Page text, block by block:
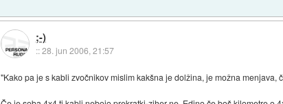
;-)
::28. jun 2006, 21:57
"Kako pa je s kabli zvočnikov mislim kakšna je dolžina, je možna menjava,